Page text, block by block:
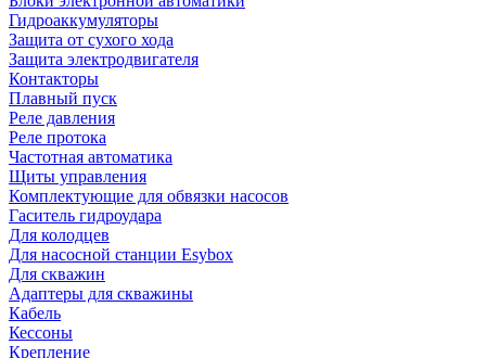
Гидроаккумуляторы
Защита от сухого хода
Защита электродвигателя
Контакторы
Плавный пуск
Реле давления
Реле протока
Частотная автоматика
Щиты управления
Комплектующие для обвязки насосов
Гаситель гидроудара
Для колодцев
Для насосной станции Esybox
Для скважин
Адаптеры для скважины
Кабель
Кессоны
Крепление